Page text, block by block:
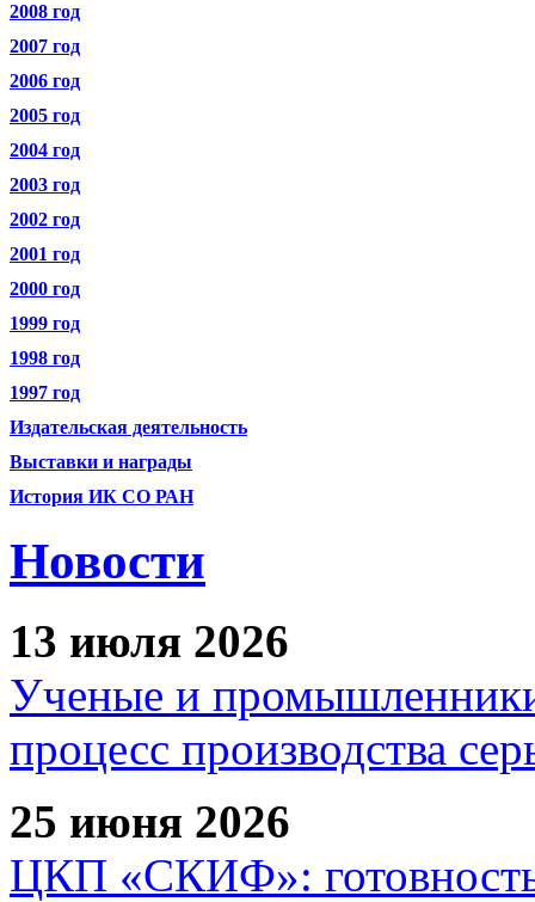
2008 год
2007 год
2006 год
2005 год
2004 год
2003 год
2002 год
2001 год
2000 год
1999 год
1998 год
1997 год
Издательская деятельность
Выставки и награды
История ИК СО РАН
Новости
13 июля 2026
Ученые и
процесс производства
25 июня 2026
ЦКП «СКИФ»: готовность